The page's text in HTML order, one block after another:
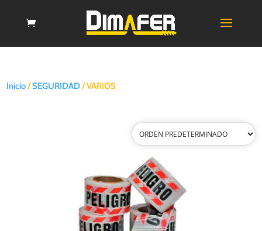
Inicio/SEGURIDAD/ VARIOS